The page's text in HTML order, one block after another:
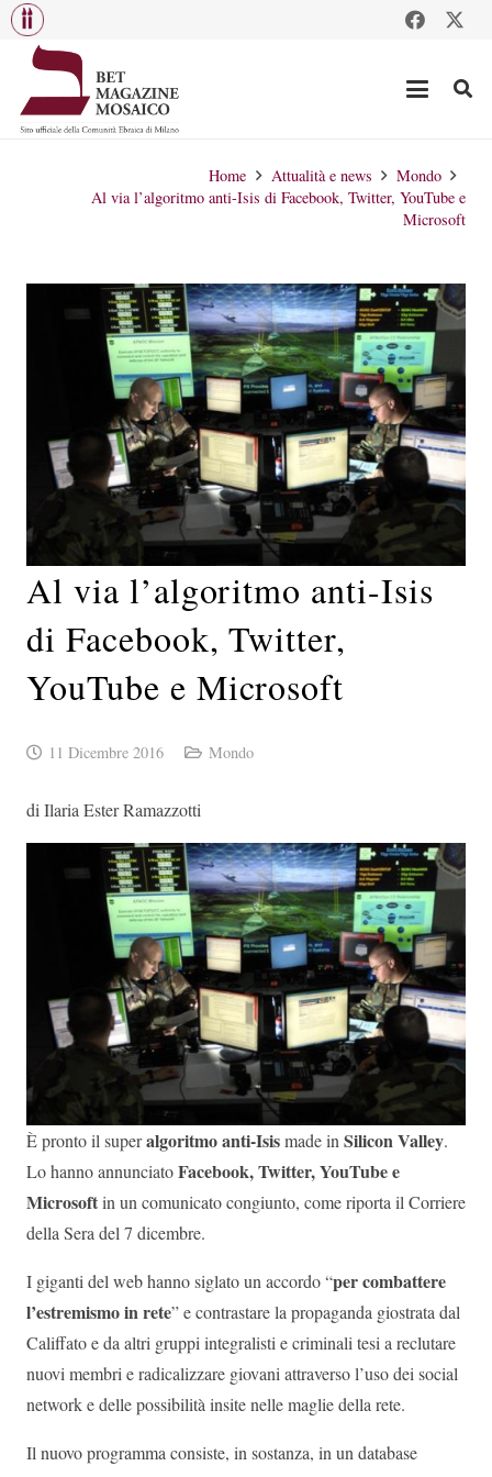
Home Attualità e news
Mondo
Al via l’algoritmo anti-Isis di Facebook, Twitter, YouTube e
Microsoft
Al via l’algoritmo anti-Isis
di Facebook, Twitter,
YouTube e Microsoft
11 Dicembre 2016 Mondo
di Ilaria Ester Ramazzotti
È pronto il superalgoritmo anti-Isismade in Silicon Valley.
Lo hanno annunciatoFacebook, Twitter, YouTube e
Microsoftin un comunicato congiunto, come riporta il Corriere
della Sera del 7 dicembre.
I giganti del web hanno siglato un accordo “per combattere
l’estremismo in rete” e contrastare la propaganda giostrata dal
Califfato e da altri gruppi integralisti e criminali tesi a reclutare
nuovi membri e radicalizzare giovani attraverso l’uso dei social
network e delle possibilità insite nelle maglie della rete.
Il nuovo programma consiste, in sostanza, in un database